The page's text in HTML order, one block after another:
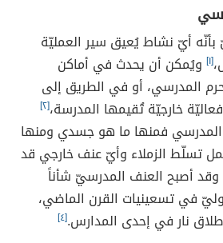
أيّ نشاط يُعيق سير العمليّة
[١] ويُمكن أن يحدث في أماكن
المدرسي، أو في الطريق إلى
خارجيّة تُقيمها المدرسة،[٢]
فمنها ما هو جسدي ومنها
تسلّط الزملاء وأيّ عنف خارجي قد
وقد أصبح العنف المدرسيّ شأناً
في تسعينيات القرن الماضي،
نار في إحدى المدارس.[٤]